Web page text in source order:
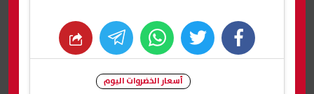
facebook
twitter
whats
أسعار الخضروات اليوم